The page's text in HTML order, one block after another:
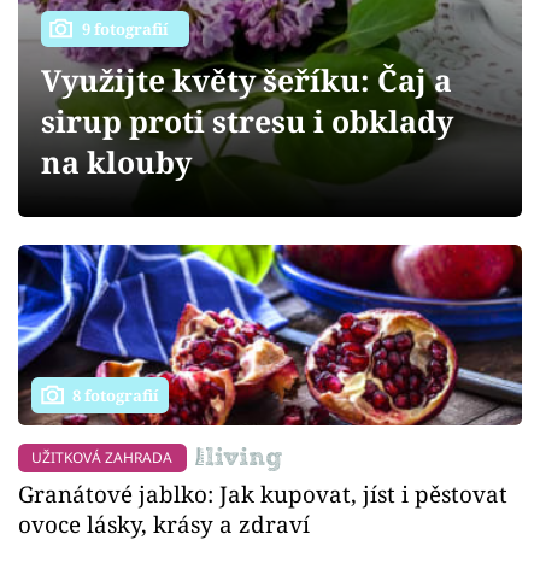
Přihlášení
Sledujte nás
9 fotografií
Využijte květy šeříku: Čaj a
sirup proti stresu i obklady
na klouby
8 fotografií
UŽITKOVÁ ZAHRADA
Granátové jablko: Jak kupovat, jíst i pěstovat
ovoce lásky, krásy a zdraví